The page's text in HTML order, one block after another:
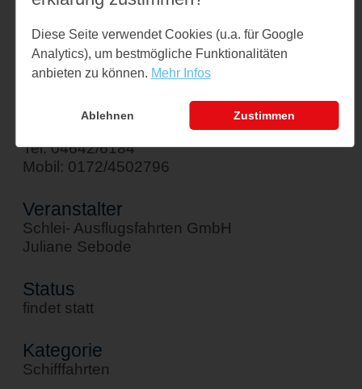
24376 Kappeln
↪ Google Maps öffnen
Kontakt
sebode@schlei-ausflugsfahrten.de
Tel: 04642/6184
Mobil: 0172/4502796
Veranstalter
Schlei- Ausflugsfahrten GmbH
Juliane Sebode
Status
findet statt
Kategorie
Schifffahrten
Diese Seite verwendet Cookies (u.a. für Google
Analytics), um bestmögliche Funktionalitäten
anbieten zu können. Mehr Infos
Ablehnen Zustimmen